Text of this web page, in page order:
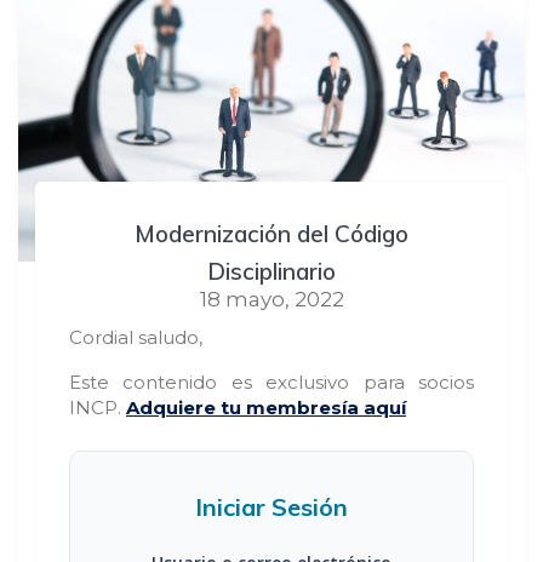
Modernización del Código
Disciplinario
18 mayo, 2022
Cordial saludo,
Este contenido es exclusivo para socios
INCP. Adquiere tu membresía aquí
Iniciar Sesión